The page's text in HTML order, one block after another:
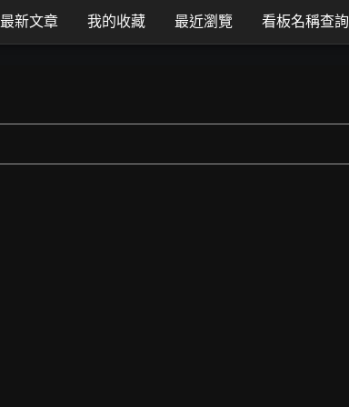
最新文章 我的收藏 最近瀏覽 看板名稱查詢